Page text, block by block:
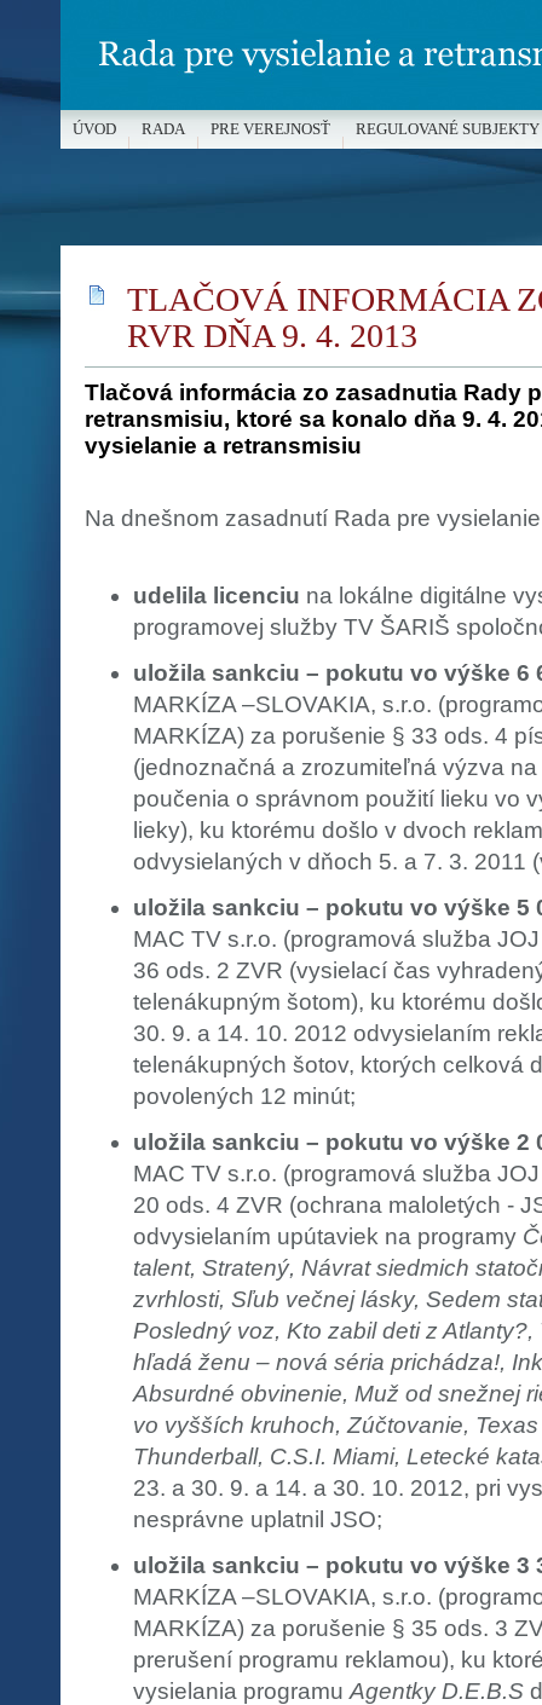
TLAČOVÁ INFORMÁCIA
RVR DŇA 9. 4. 2013
Tlačová informácia zo zasadnutia Rady
retransmisiu, ktoré sa konalo dňa 9. 4.
vysielanie a retransmisiu
Na dnešnom zasadnutí Rada pre
udelila licenciu na lokálne digitálne
programovej služby TV ŠARIŠ
uložila sankciu – pokutu vo výške 6
MARKÍZA –SLOVAKIA, s.r.o.
MARKÍZA) za porušenie § 33 ods. 4
(jednoznačná a zrozumiteľná výzva
poučenia o správnom použití lieku vo
lieky), ku ktorému došlo v dvoch
odvysielaných v dňoch 5. a 7. 3. 2011
uložila sankciu – pokutu vo výške 5
MAC TV s.r.o. (programová služba
36 ods. 2 ZVR (vysielací čas
telenákupným šotom), ku ktorému
30. 9. a 14. 10. 2012 odvysielaním
telenákupných šotov, ktorých celková
povolených 12 minút;
uložila sankciu – pokutu vo výške 2
MAC TV s.r.o. (programová služba
20 ods. 4 ZVR (ochrana maloletých -
odvysielaním upútaviek na programy
talent, Stratený, Návrat siedmich
zvrhlosti, Sľub večnej lásky, Sedem
Posledný voz, Kto zabil deti z
hľadá ženu – nová séria prichádza!,
Absurdné obvinenie, Muž od snežnej
vo vyšších kruhoch, Zúčtovanie,
Thunderball, C.S.I. Miami, Letecké
23. a 30. 9. a 14. a 30. 10. 2012, pri
nesprávne uplatnil JSO;
uložila sankciu – pokutu vo výške 3
MARKÍZA –SLOVAKIA, s.r.o.
MARKÍZA) za porušenie § 35 ods. 3
prerušení programu reklamou), ku
vysielania programu Agentky D.E.B.S
ÚVOD RADA PRE VEREJNOSŤ REGULOVANÉ SUBJEKTY